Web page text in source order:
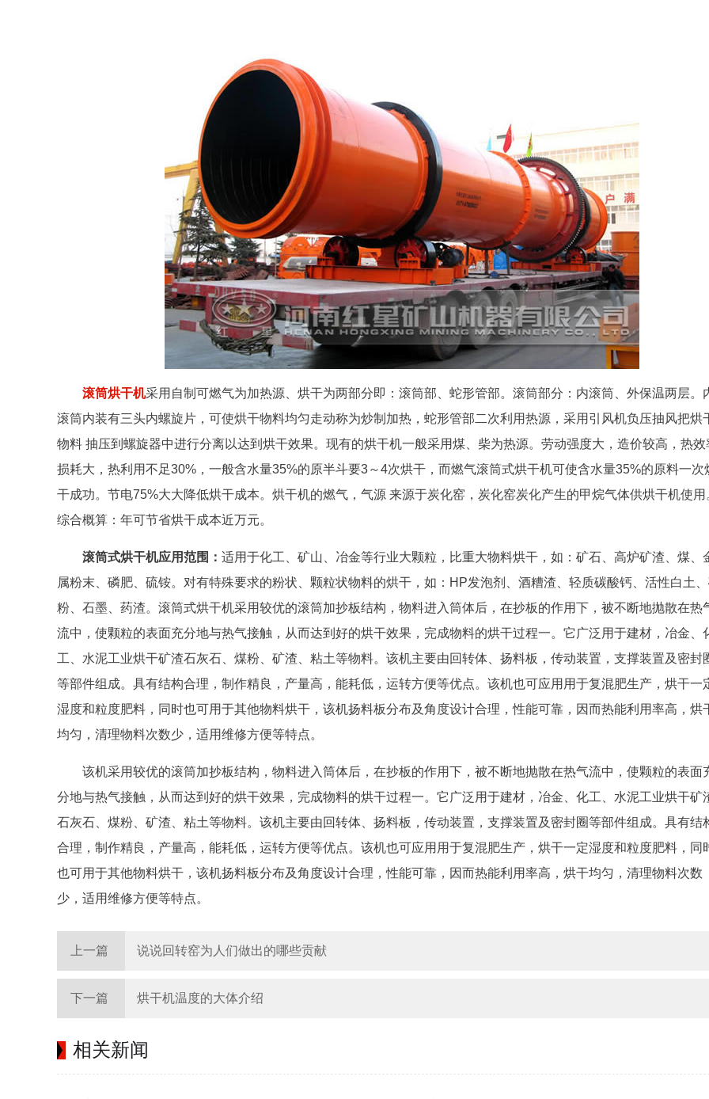
滚筒烘干机采用自制可燃气为加热源、烘干为两部分即：滚筒部、蛇形管部。滚筒部分：内滚筒、外保温两层。
滚筒内装有三头内螺旋片，可使烘干物料均匀走动称为炒制加热，蛇形管部二次利用热源，采用引风机负压抽风把烘
物料 抽压到螺旋器中进行分离以达到烘干效果。现有的烘干机一般采用煤、柴为热源。劳动强度大，造价较高，热效
损耗大，热利用不足30%，一般含水量35%的原半斗要3～4次烘干，而燃气滚筒式烘干机可使含水量35%的原料一次
干成功。节电75%大大降低烘干成本。烘干机的燃气，气源 来源于炭化窑，炭化窑炭化产生的甲烷气体供烘干机使用
综合概算：年可节省烘干成本近万元。
滚筒式烘干机应用范围： 适用于化工、矿山、冶金等行业大颗粒，比重大物料烘干，如：矿石、高炉矿渣、煤、
属粉末、磷肥、硫铵。对有特殊要求的粉状、颗粒状物料的烘干，如：HP发泡剂、酒糟渣、轻质碳酸钙、活性白土
粉、石墨、药渣。滚筒式烘干机采用较优的滚筒加抄板结构，物料进入筒体后，在抄板的作用下，被不断地抛散在热
流中，使颗粒的表面充分地与热气接触，从而达到好的烘干效果，完成物料的烘干过程一。它广泛用于建材，冶金、
工、水泥工业烘干矿渣石灰石、煤粉、矿渣、粘土等物料。该机主要由回转体、扬料板，传动装置，支撑装置及密封
等部件组成。具有结构合理，制作精良，产量高，能耗低，运转方便等优点。该机也可应用用于复混肥生产，烘干一
湿度和粒度肥料，同时也可用于其他物料烘干，该机扬料板分布及角度设计合理，性能可靠，因而热能利用率高，烘
均匀，清理物料次数少，适用维修方便等特点。
该机采用较优的滚筒加抄板结构，物料进入筒体后，在抄板的作用下，被不断地抛散在热气流中，使颗粒的表面
分地与热气接触，从而达到好的烘干效果，完成物料的烘干过程一。它广泛用于建材，冶金、化工、水泥工业烘干矿
石灰石、煤粉、矿渣、粘土等物料。该机主要由回转体、扬料板，传动装置，支撑装置及密封圈等部件组成。具有结
合理，制作精良，产量高，能耗低，运转方便等优点。该机也可应用用于复混肥生产，烘干一定湿度和粒度肥料，同
也可用于其他物料烘干，该机扬料板分布及角度设计合理，性能可靠，因而热能利用率高，烘干均匀，清理物料次数
少，适用维修方便等特点。
上一篇 说说回转窑为人们做出的哪些贡献
下一篇 烘干机温度的大体介绍
相关新闻